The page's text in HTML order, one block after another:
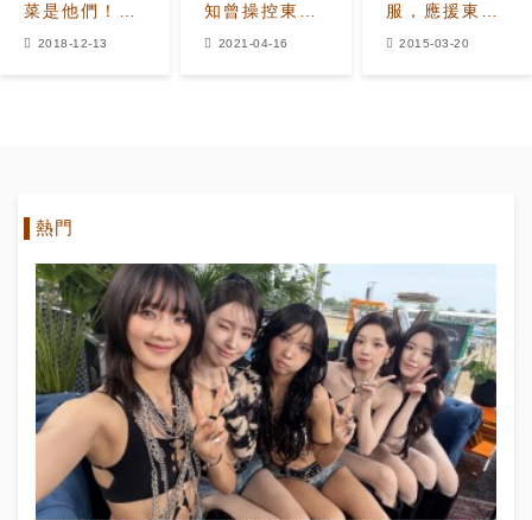
菜是他們！
2018-12-13
知曾操控東方
2021-04-16
服，應援東方
2015-03-20
熱門